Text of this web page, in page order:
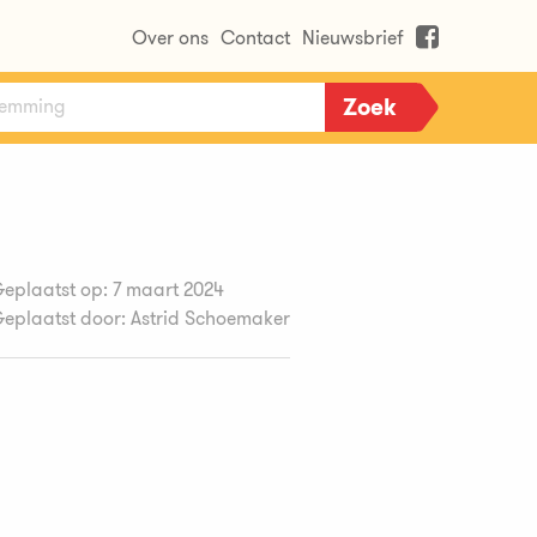
Over ons Contact Nieuwsbrief
op: 7 maart 2024
door: Astrid Schoemaker